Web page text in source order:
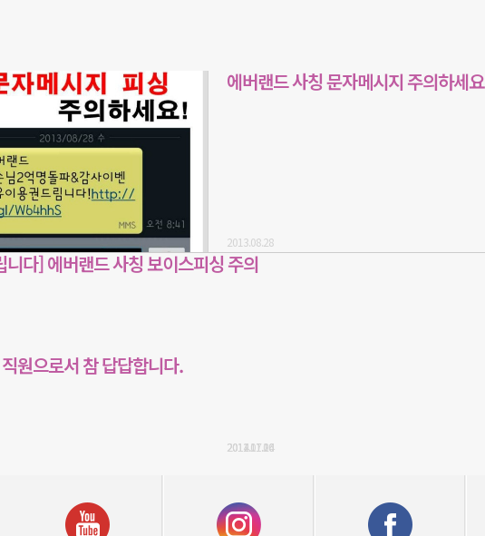
2014.11.06
에버랜드 사칭 문자메시지 주의하세
2013.08.28
니다] 에버랜드 사칭 보이스피싱 주의
2012.11.14
원으로서 참 답답합니다.
2011.07.20